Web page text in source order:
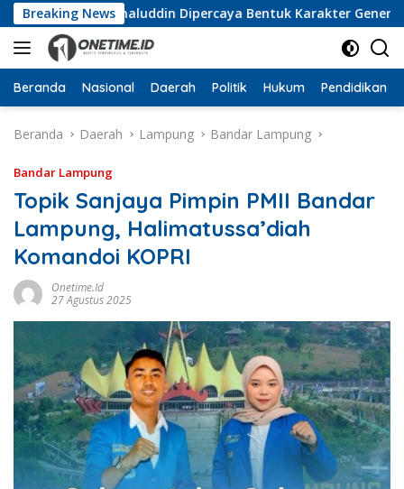
Langsung
ke
konten
Breaking News
Wan Jamaluddin Dipercaya Bentuk Karakter Generasi
Beranda Nasional Daerah Politik Hukum Pendidikan
Beranda Daerah Lampung Bandar Lampung
Bandar Lampung
Topik Sanjaya Pimpin PMII Bandar
Lampung, Halimatussa’diah
Komandoi KOPRI
Onetime.id
27 Agustus 2025